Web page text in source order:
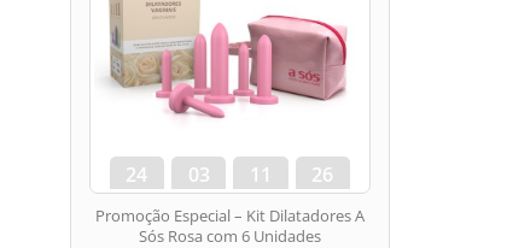
24
dias
03
hora
11
min
25
seg
Promoção Especial – Kit Dilatadores A
Sós Rosa com 6 Unidades